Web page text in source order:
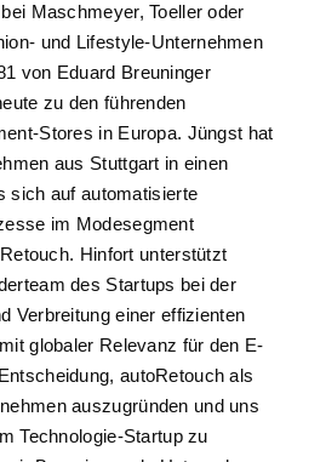
Maschmeyer, Toeller oder
und Lifestyle-Unternehmen
von Eduard Breuninger
zu den führenden
Stores in Europa. Jüngst hat
aus Stuttgart in einen
sich auf automatisierte
im Modesegment
Hinfort unterstützt
des Startups bei der
Verbreitung einer effizienten
globaler Relevanz für den E-
autoRetouch als
auszugründen und uns
Technologie-Startup zu